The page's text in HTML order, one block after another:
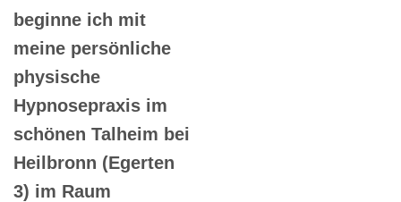
beginne ich mit
meine persönliche
physische
Hypnosepraxis im
schönen Talheim bei
Heilbronn (Egerten
3) im Raum